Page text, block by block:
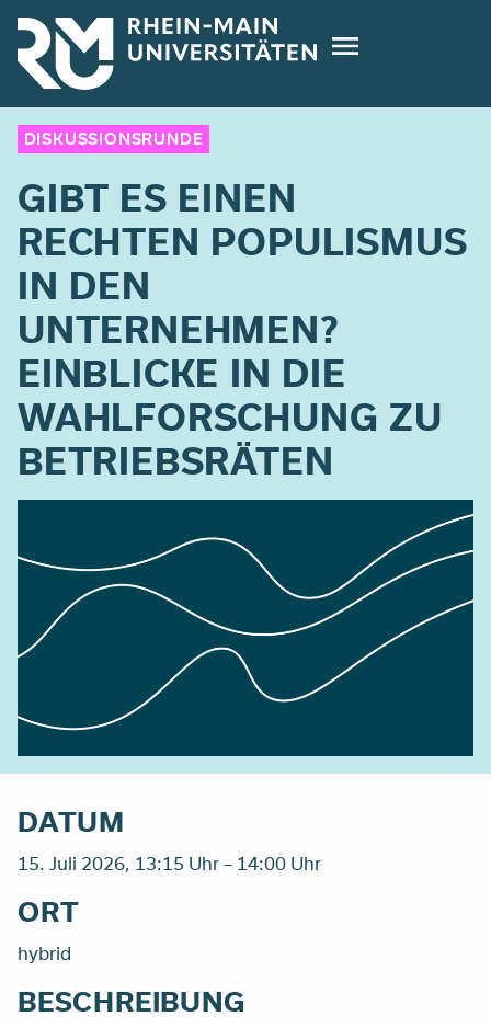
Direkt
zum
Inhalt
DISKUSSIONSRUNDE
GIBT ES EINEN
RECHTEN POPULISMUS
IN DEN
UNTERNEHMEN?
EINBLICKE IN DIE
WAHLFORSCHUNG ZU
BETRIEBSRÄTEN
DATUM
15. Juli 2026, 13:15 Uhr – 14:00 Uhr
ORT
hybrid
BESCHREIBUNG